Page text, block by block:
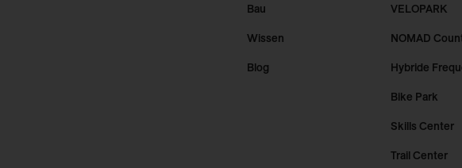
Bau
Wissen
Blog
VELOPARK
NOMAD
Hybride
Bike Park
Skills Center
Trail Center